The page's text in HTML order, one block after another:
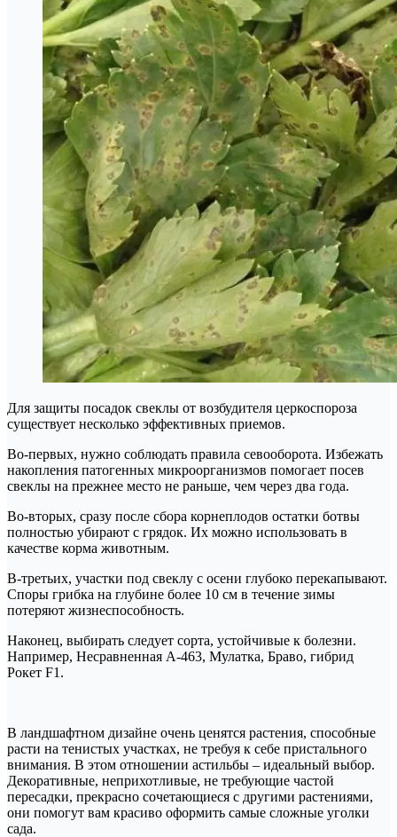
Для защиты посадок свеклы от возбудителя церкоспороза
существует несколько эффективных приемов.
Во-первых, нужно соблюдать правила севооборота. Избежать
накопления патогенных микроорганизмов помогает посев
свеклы на прежнее место не раньше, чем через два года.
Во-вторых, сразу после сбора корнеплодов остатки ботвы
полностью убирают с грядок. Их можно использовать в
качестве корма животным.
В-третьих, участки под свеклу с осени глубоко перекапывают.
Споры грибка на глубине более 10 см в течение зимы
потеряют жизнеспособность.
Наконец, выбирать следует сорта, устойчивые к болезни.
Например, Несравненная А-463, Мулатка, Браво, гибрид
Рокет F1.
В ландшафтном дизайне очень ценятся растения, способные
расти на тенистых участках, не требуя к себе пристального
внимания. В этом отношении астильбы – идеальный выбор.
Декоративные, неприхотливые, не требующие частой
пересадки, прекрасно сочетающиеся с другими растениями,
они помогут вам красиво оформить самые сложные уголки
сада.